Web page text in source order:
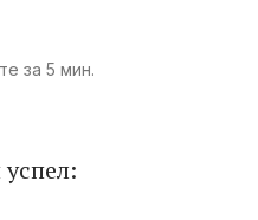
за 5 мин.